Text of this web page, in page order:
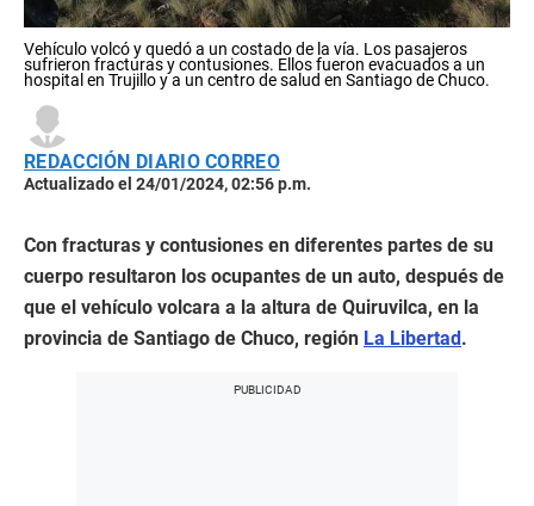
Vehículo volcó y quedó a un costado de la vía. Los pasajeros
sufrieron fracturas y contusiones. Ellos fueron evacuados a un
hospital en Trujillo y a un centro de salud en Santiago de Chuco.
REDACCIÓN DIARIO CORREO
Actualizado el 24/01/2024, 02:56 p.m.
Con fracturas y contusiones en diferentes partes de su
cuerpo resultaron los ocupantes de un auto, después de
que el vehículo volcara a la altura de Quiruvilca, en la
provincia de Santiago de Chuco, región La Libertad.